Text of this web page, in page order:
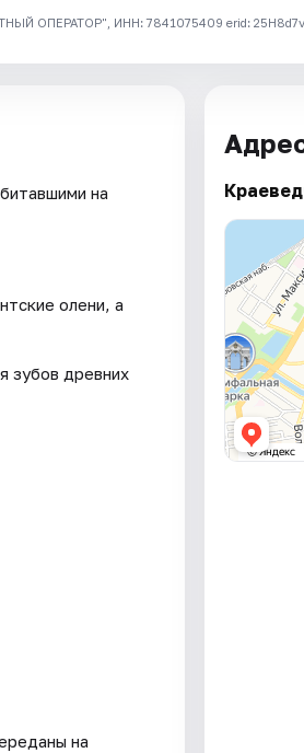
ОПЕРАТОР", ИНН: 7841075409 erid:
на
олени, а
зубов древних
на